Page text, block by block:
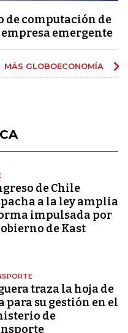
computación de
empresa emergente
MÁS GLOBOECONOMÍA
de Chile
a la ley amplia
impulsada por
de Kast
traza la hoja de
para su gestión en el
de